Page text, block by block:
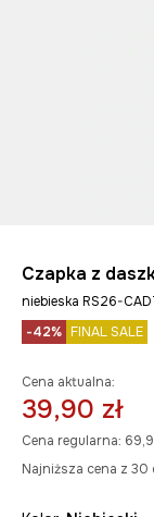
Czapka z
niebieska RS26-
-42% FINAL SALE
Cena aktualna:
39,90 zł
Cena regularna:
Najniższa cena z 30